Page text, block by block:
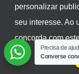
Precisa de
Converse
personalizar
seu interesse. Ao
concorda com